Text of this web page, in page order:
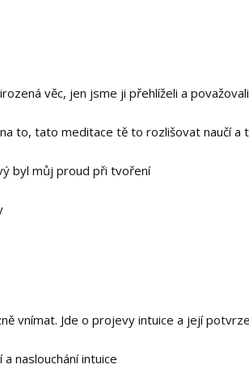
věc, jen jsme ji přehlíželi a
to, tato meditace tě to rozlišovat naučí
byl můj proud při tvoření
vnímat. Jde o projevy intuice a její
naslouchání intuice